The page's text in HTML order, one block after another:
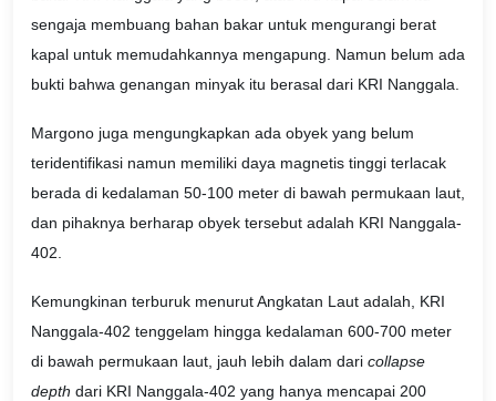
sengaja membuang bahan bakar untuk mengurangi berat
kapal untuk memudahkannya mengapung. Namun belum ada
bukti bahwa genangan minyak itu berasal dari KRI Nanggala.
Margono juga mengungkapkan ada obyek yang belum
teridentifikasi namun memiliki daya magnetis tinggi terlacak
berada di kedalaman 50-100 meter di bawah permukaan laut,
dan pihaknya berharap obyek tersebut adalah KRI Nanggala-
402.
Kemungkinan terburuk menurut Angkatan Laut adalah, KRI
Nanggala-402 tenggelam hingga kedalaman 600-700 meter
di bawah permukaan laut, jauh lebih dalam dari collapse
depth dari KRI Nanggala-402 yang hanya mencapai 200